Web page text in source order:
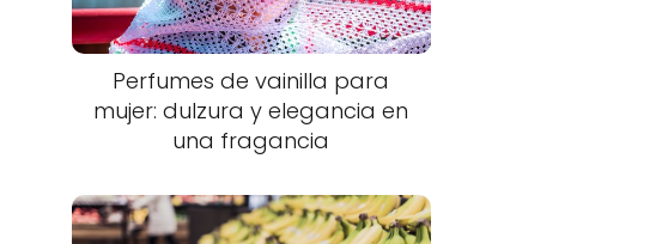
Perfumes de vainilla para
mujer: dulzura y elegancia en
una fragancia